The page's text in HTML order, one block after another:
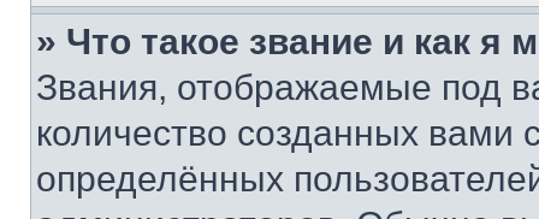
» Что такое звание и как я
Звания, отображаемые под
количество созданных
определённых